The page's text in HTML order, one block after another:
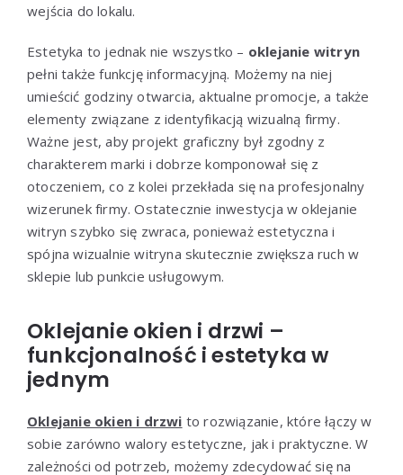
wejścia do lokalu.
Estetyka to jednak nie wszystko – oklejanie witryn
pełni także funkcję informacyjną. Możemy na niej
umieścić godziny otwarcia, aktualne promocje, a także
elementy związane z identyfikacją wizualną firmy.
Ważne jest, aby projekt graficzny był zgodny z
charakterem marki i dobrze komponował się z
otoczeniem, co z kolei przekłada się na profesjonalny
wizerunek firmy. Ostatecznie inwestycja w oklejanie
witryn szybko się zwraca, ponieważ estetyczna i
spójna wizualnie witryna skutecznie zwiększa ruch w
sklepie lub punkcie usługowym.
Oklejanie okien i drzwi –
funkcjonalność i estetyka w
jednym
Oklejanie okien i drzwi to rozwiązanie, które łączy w
sobie zarówno walory estetyczne, jak i praktyczne. W
zależności od potrzeb, możemy zdecydować się na